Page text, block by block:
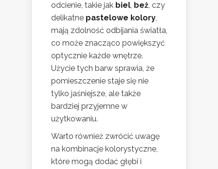
odcienie, takie jak biel, beż, czy
delikatne pastelowe kolory,
mają zdolność odbijania światła,
co może znacząco powiększyć
optycznie każde wnętrze.
Użycie tych barw sprawia, że
pomieszczenie staje się nie
tylko jaśniejsze, ale także
bardziej przyjemne w
użytkowaniu.
Warto również zwrócić uwagę
na kombinacje kolorystyczne,
które mogą dodać głębi i